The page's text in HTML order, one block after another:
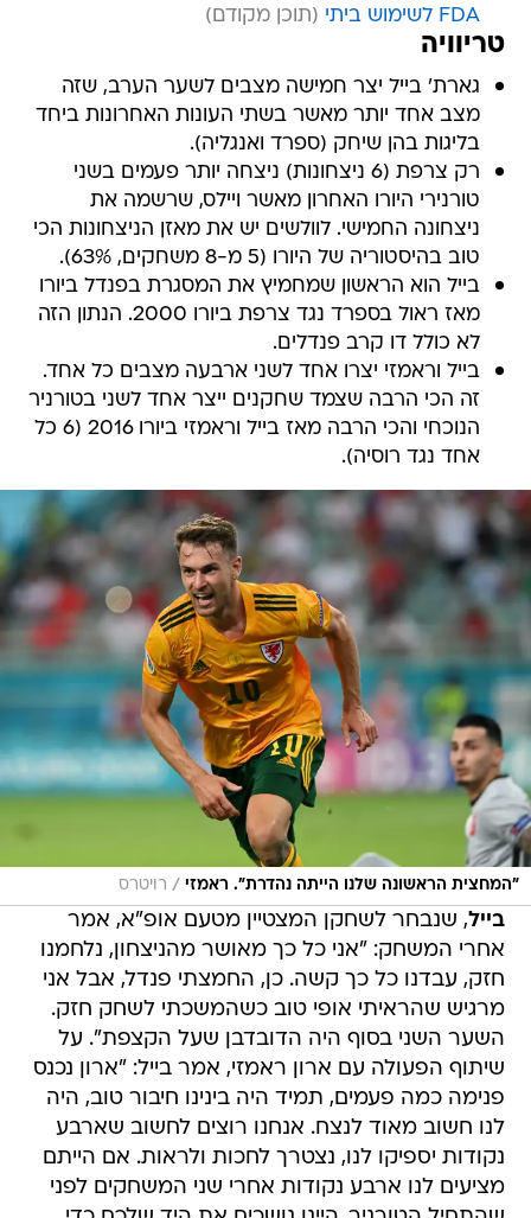
FDA לשימוש ביתי
טריוויה
גארת' בייל יצר חמישה מצבים לשער הערב, שזה
מצב אחד יותר מאשר בשתי העונות האחרונות ביחד
בליגות בהן שיחק (ספרד ואנגליה).
רק צרפת (6 ניצחונות) ניצחה יותר פעמים בשני
טורנירי היורו האחרון מאשר ויילס, שרשמה את
ניצחונה החמישי. לוולשים יש את מאזן הניצחונות הכי
טוב בהיסטוריה של היורו (5 מ-8 משחקים, 63%).
בייל הוא הראשון שמחמיץ את המסגרת בפנדל ביורו
מאז ראול בספרד נגד צרפת ביורו 2000. הנתון הזה
לא כולל דו קרב פנדלים.
בייל וראמזי יצרו אחד לשני ארבעה מצבים כל אחד.
זה הכי הרבה שצמד שחקנים ייצר אחד לשני בטורניר
הנוכחי והכי הרבה מאז בייל וראמזי ביורו 2016 (6 כל
אחד נגד רוסיה).
"המחצית הראשונה שלנו הייתה נהדרת". ראמזי / רויטרס
בייל, שנבחר לשחקן המצטיין מטעם אופ"א, אמר
אחרי המשחק: "אני כל כך מאושר מהניצחון, נלחמנו
חזק, עבדנו כל כך קשה. כן, החמצתי פנדל, אבל אני
מרגיש שהראיתי אופי טוב כשהמשכתי לשחק חזק.
השער השני בסוף היה הדובדבן שעל הקצפת". על
שיתוף הפעולה עם ארון ראמזי, אמר בייל: "ארון נכנס
פנימה כמה פעמים, תמיד היה בינינו חיבור טוב, היה
לנו חשוב מאוד לנצח. אנחנו רוצים לחשוב שארבע
נקודות יספיקו לנו, נצטרך לחכות ולראות. אם הייתם
מציעים לנו ארבע נקודות אחרי שני המשחקים לפני